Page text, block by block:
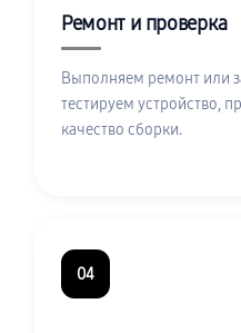
Ремонт и проверка
Выполняем ремонт или
тестируем устройство,
качество сборки.
04